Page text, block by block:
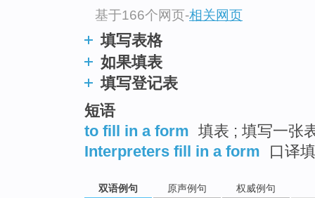
基于166个网页-相关网页
填写表格
如果填表
填写登记表
短语
to fill in a form 填表 ; 填写一张
Interpreters fill in a form
口译
双语例句 原声例句 权威例句